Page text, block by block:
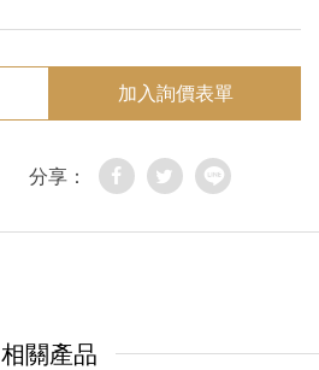
加入詢價表單
分享：
相關產品